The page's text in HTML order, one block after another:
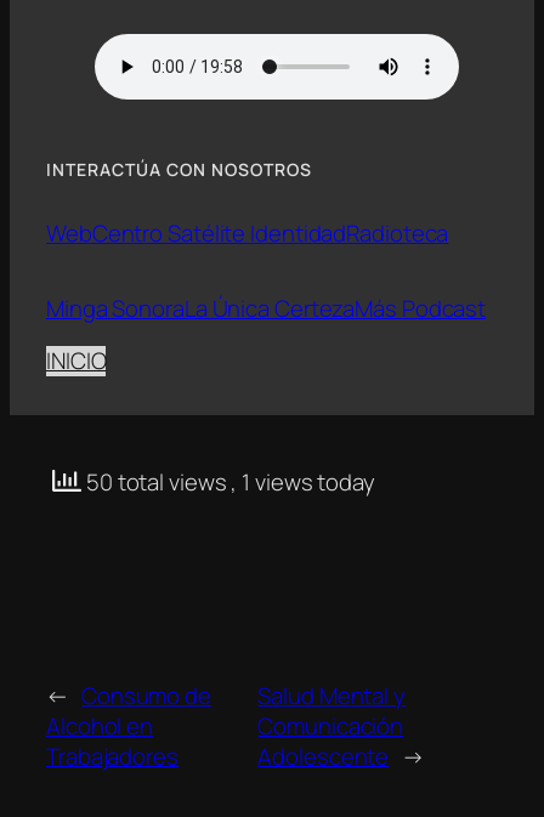
INTERACTÚA CON NOSOTROS
WebCentro Satélite IdentidadRadioteca
Minga SonoraLa Única CertezaMás Podcast
INICIO
50 total views, 1 views today
← Consumo de
Alcohol en
Trabajadores
Salud Mental y
Comunicación
Adolescente →